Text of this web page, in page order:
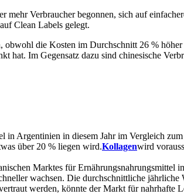
Verbraucher begonnen, sich auf
Clean Labels gelegt.
die Kosten im Durchschnitt 26 %
hat. Im Gegensatz dazu sind chinesische
Argentinien in diesem Jahr im Vergleich
über 20 % liegen wird.Kollagenwird
Marktes für
wachsen. Die durchschnittliche
werden, könnte der Markt für nahrhafte